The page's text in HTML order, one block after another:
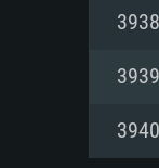
3938
3939
3940